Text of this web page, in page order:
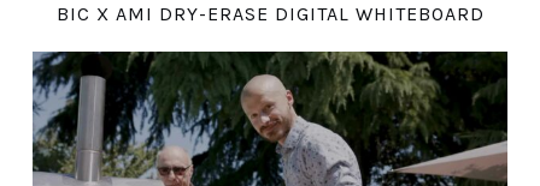
BIC X AMI DRY-ERASE DIGITAL WHITEBOARD